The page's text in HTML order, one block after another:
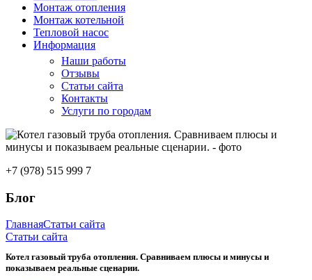
Монтаж отопления
Монтаж котельной
Тепловой насос
Информация
Наши работы
Отзывы
Статьи сайта
Контакты
Услуги по городам
+7 (978) 515 999 7
Блог
ГлавнаяСтатьи сайта
Статьи сайта
Котел газовый труба отопления. Сравниваем плюсы и минусы и
показываем реальные сценарии.